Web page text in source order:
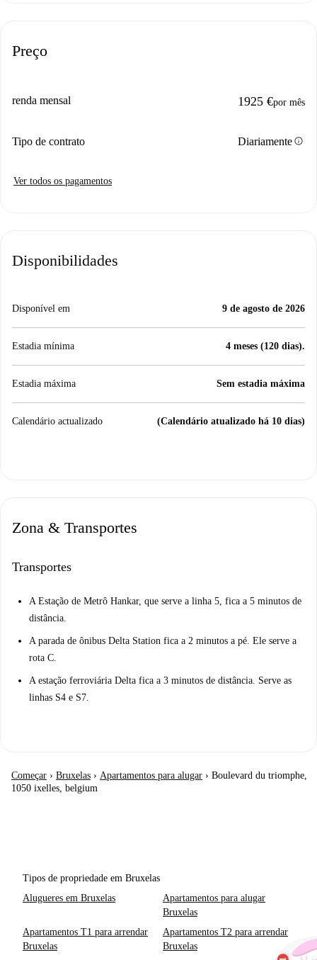
Preço
renda mensal 1925 €por mês
Tipo de contrato Diariamenteinfo
Ver todos os pagamentos
Disponibilidades
Disponível em 9 de agosto de 2026
Estadia mínima 4 meses (120 dias).
Estadia máxima Sem estadia máxima
Calendário actualizado (Calendário atualizado há 10 dias)
Zona & Transportes
Transportes
A Estação de Metrô Hankar, que serve a linha 5, fica a 5 minutos de
distância.
A parada de ônibus Delta Station fica a 2 minutos a pé. Ele serve a
rota C.
A estação ferroviária Delta fica a 3 minutos de distância. Serve as
linhas S4 e S7.
Começar › Bruxelas › Apartamentos para alugar › Boulevard du triomphe,
1050 ixelles, belgium
Tipos de propriedade em Bruxelas
Alugueres em Bruxelas
Apartamentos para alugar
Bruxelas
Apartamentos T1 para arrendar
Bruxelas
Apartamentos T2 para arrendar
Bruxelas